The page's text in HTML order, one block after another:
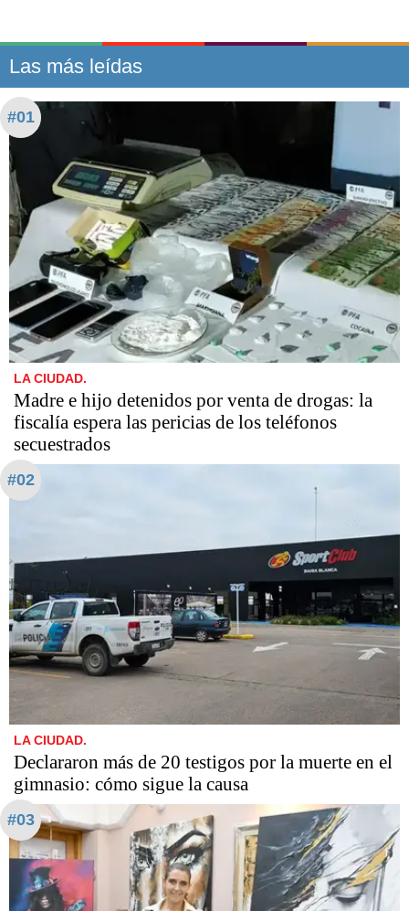
Las más leídas
#01
LA CIUDAD.
Madre e hijo detenidos por venta de drogas: la
fiscalía espera las pericias de los teléfonos
secuestrados
#02
LA CIUDAD.
Declararon más de 20 testigos por la muerte en el
gimnasio: cómo sigue la causa
#03